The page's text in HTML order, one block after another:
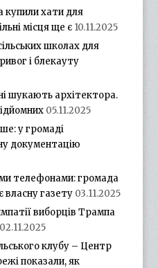
купили хати для
місця ще є 10.11.2025
школах для
і блекауту
шукають архітектора.
05.11.2025
у громаді
документацію
телефонами: громада
власну газету 03.11.2025
виборців Трампа
02.11.2025
клубу – Центр
показали, як